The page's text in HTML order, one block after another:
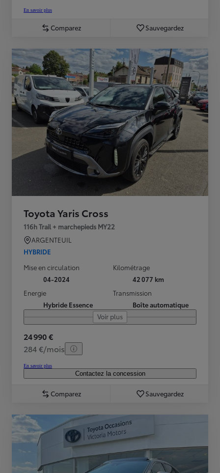
En savoir plus
Comparez Sauvegardez
Toyota Yaris Cross
116h Trail + marchepieds MY22
ARGENTEUIL
HYBRIDE
Mise en circulation
04-2024
Kilométrage
42 077 km
Energie
Hybride Essence
Transmission
Boîte automatique
Voir plus
24 990 €
284 €/mois
En savoir plus
Contactez la concession
Comparez Sauvegardez